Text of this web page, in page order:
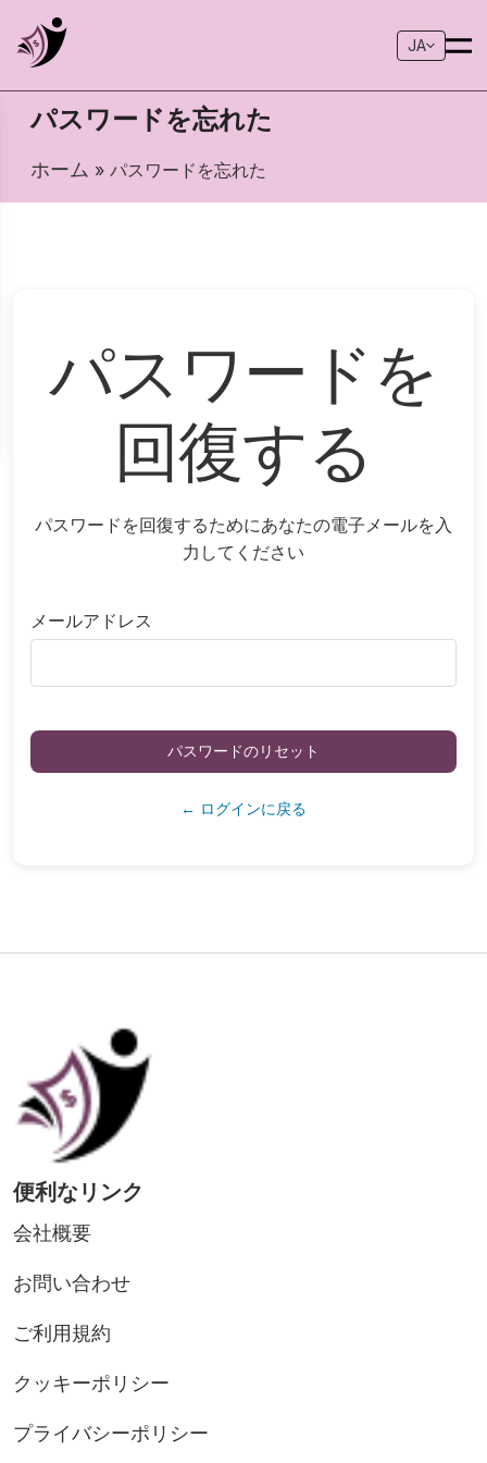
JA
パスワードを忘れた
ホーム » パスワードを忘れた
パスワードを
回復する
パスワードを回復するためにあなたの電子メールを入
力してください
メールアドレス
パスワードのリセット
← ログインに戻る
便利なリンク
会社概要
お問い合わせ
ご利用規約
クッキーポリシー
プライバシーポリシー